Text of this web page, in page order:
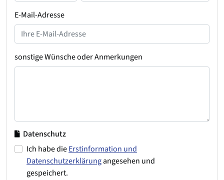
E-Mail-Adresse
sonstige Wünsche oder Anmerkungen
Datenschutz
Ich habe dieErstinformation und
Datenschutzerklärungangesehen und
gespeichert.